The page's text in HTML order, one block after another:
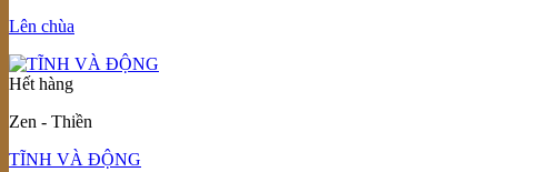
Lên chùa
Hết hàng
Zen - Thiền
TĨNH VÀ ĐỘNG